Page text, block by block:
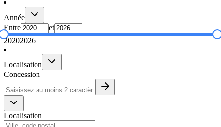
Année
Entre
et
20202026
Localisation
Concession
Localisation